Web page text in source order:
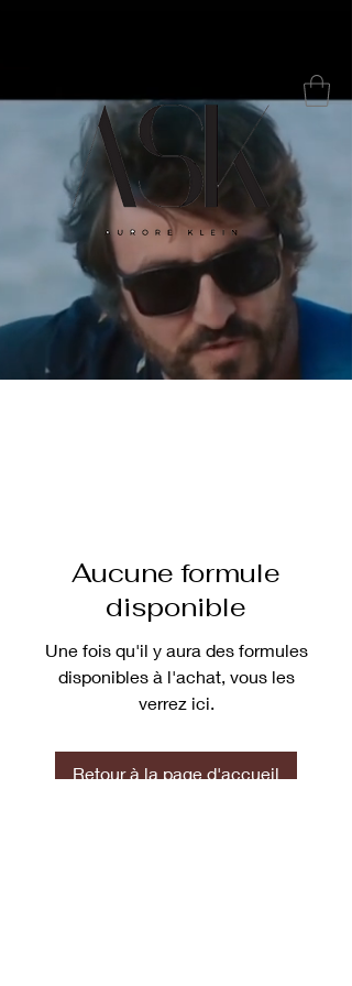
Aucune formule
disponible
Une fois qu'il y aura des formules
disponibles à l'achat, vous les
verrez ici.
Retour à la page d'accueil